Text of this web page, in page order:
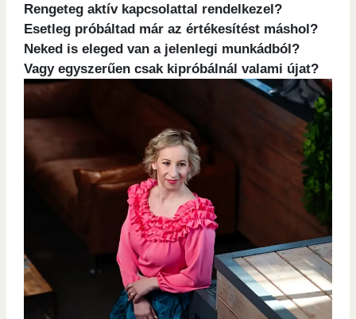
Rengeteg aktív kapcsolattal rendelkezel?
Esetleg próbáltad már az értékesítést máshol?
Neked is eleged van a jelenlegi munkádból?
Vagy egyszerűen csak kipróbálnál valami újat?